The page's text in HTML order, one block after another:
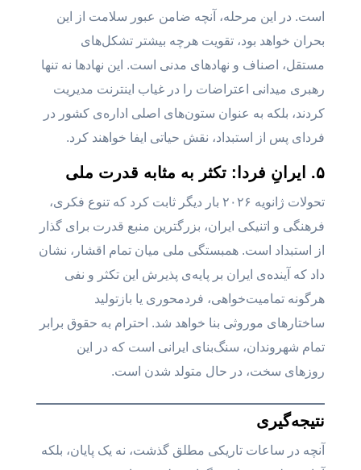
است. در این مرحله، آنچه ضامن عبور سلامت از این
بحران خواهد بود، تقویت هرچه بیشتر تشکل‌های
مستقل، اصناف و نهادهای مدنی است. این نهادها نه تنها
رهبری میدانی اعتراضات را در غیاب اینترنت مدیریت
کردند، بلکه به عنوان ستون‌های اصلی اداره‌ی کشور در
فردای پس از استبداد، نقش حیاتی ایفا خواهند کرد.
۵. ایرانِ فردا: تکثر به مثابه قدرت ملی
تحولات ژانویه ۲۰۲۶ بار دیگر ثابت کرد که تنوع فکری،
فرهنگی و اتنیکی ایران، بزرگترین منبع قدرت برای گذار
از استبداد است. همبستگی ملی میان تمام اقشار، نشان
داد که آینده‌ی ایران بر پایه‌ی پذیرش این تکثر و نفی
هرگونه تمامیت‌خواهی، فردمحوری یا بازتولید
ساختارهای موروثی بنا خواهد شد. احترام به حقوق برابر
تمام شهروندان، سنگ‌بنای ایرانی است که در این
روزهای سخت، در حال متولد شدن است.
نتیجه‌گیری
آنچه در ساعات تاریکی مطلق گذشت، نه یک پایان، بلکه